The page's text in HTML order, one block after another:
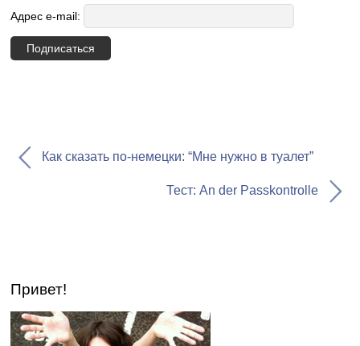
Адрес e-mail:
Как сказать по-немецки: “Мне нужно в туалет”
Тест: An der Passkontrolle
Привет!